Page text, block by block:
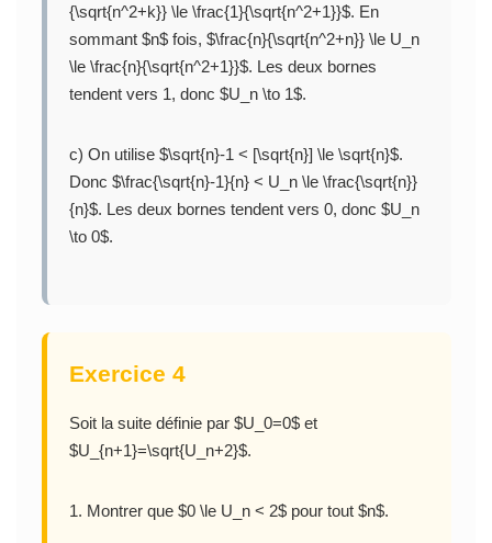
{\sqrt{n^2+k}} \le \frac{1}{\sqrt{n^2+1}}$. En
sommant $n$ fois, $\frac{n}{\sqrt{n^2+n}} \le U_n
\le \frac{n}{\sqrt{n^2+1}}$. Les deux bornes
tendent vers 1, donc $U_n \to 1$.
c) On utilise $\sqrt{n}-1 < [\sqrt{n}] \le \sqrt{n}$.
Donc $\frac{\sqrt{n}-1}{n} < U_n \le \frac{\sqrt{n}}
{n}$. Les deux bornes tendent vers 0, donc $U_n
\to 0$.
Exercice 4
Soit la suite définie par $U_0=0$ et
$U_{n+1}=\sqrt{U_n+2}$.
1. Montrer que $0 \le U_n < 2$ pour tout $n$.